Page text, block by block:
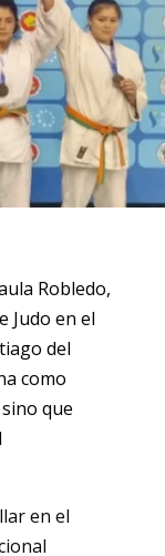
Robledo,
Judo en el
del
como
que
en el